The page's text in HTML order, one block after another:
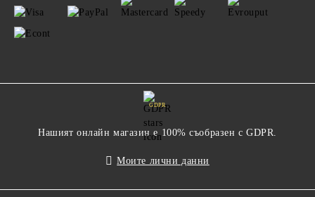
GDPR
Нашият онлайн магазин е 100% съобразен с GDPR.
Моите лични данни